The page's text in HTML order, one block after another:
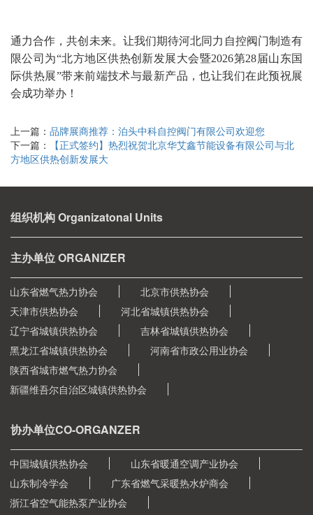
通力合作，共创未来。让我们期待河北同力自控阀门制造有
限公司为“北方地区供热创新发展大会暨2026第28届山东国
际供热展”带来前端技术与最新产品，也让我们在此预祝展
会成功举办！
上一篇： 品牌展商推荐：泊头中科自控阀门有限公司欢迎您
下一篇：
【正式签约】热烈祝贺北京华艾鑫节能设备有限公司与北
方地区供热创新发展大
组织机构 Organizatonal Units
主办单位 ORGANIZER
山东省燃气热力协会
北京市供热协会
天津市供热协会
河北省城镇供热协会
辽宁省城镇供热协会
吉林省城镇供热协会
黑龙江省城镇供热协会
河南省市政公用业协会
陕西省城市燃气热力协会
新疆维吾尔自治区城镇供热协会
协办单位CO-ORGANZER
中国城镇供热协会
山东省暖通空调产业协会
山东制冷学会
广东省燃气采暖热水炉商会
浙江省空气能热泵产业协会